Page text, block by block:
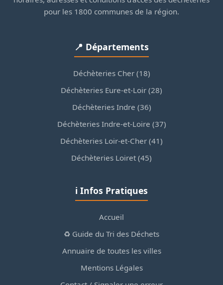
pour les 1800 communes de la région.
📍 Départements
Déchèteries Cher (18)
Déchèteries Eure-et-Loir (28)
Déchèteries Indre (36)
Déchèteries Indre-et-Loire (37)
Déchèteries Loir-et-Cher (41)
Déchèteries Loiret (45)
ℹ️ Infos Pratiques
Accueil
♻️ Guide du Tri des Déchets
Annuaire de toutes les villes
Mentions Légales